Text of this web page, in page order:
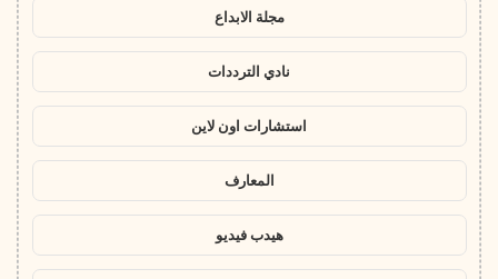
مجلة الابداع
نادي الترددات
استشارات اون لاين
المعارف
هيدب فيديو